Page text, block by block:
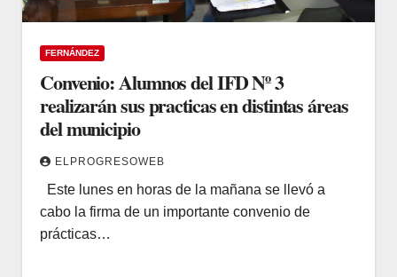
FERNÁNDEZ
Convenio: Alumnos del IFD Nº 3
realizarán sus practicas en distintas áreas
del municipio
ELPROGRESOWEB
Este lunes en horas de la mañana se llevó a
cabo la firma de un importante convenio de
prácticas…